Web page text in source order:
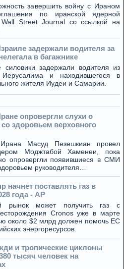
завершить войну с Ираном
по иранской ядерной
Street Journal со ссылкой на
задержали водителя за
в багажнике
силовики задержали водителя из
Иерусалима и находившегося в
жителя Иудеи и Самарии.
опровергли слухи о
здоровьем верховного
Масуд Пезешкиан провел
Моджтабой Хаменеи, пока
опровергли появившиеся в СМИ
руководителя…
начнет поставлять газ в
года - AP
рынок может получить газ с
Cronos уже в марте
около $2 млрд должен помочь ЕС
энергоресурсов.
и тропические циклоны
тысяч человек на